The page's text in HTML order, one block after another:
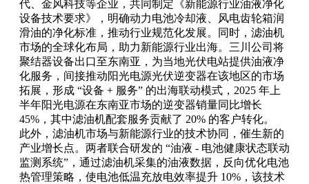
代、金风科技等企业，共同制定《新能源行业油液净化
设备技术要求》，明确动力电池冷却液、风电齿轮箱润
滑油的净化标准，推动行业规范化发展。同时，滤油机
市场的全球化布局，助力新能源行业出海。三川公司将
聚结器设备出口至东南亚，为当地光伏电站提供油液净
化服务，间接推动阳光电源光伏逆变器在该地区的市场
拓展，形成 “设备 + 服务” 的出海联动模式，2025 年上
半年阳光电源在东南亚市场的逆变器销量同比增长
45%，其中滤油机配套服务贡献了 20% 的客户转化。
此外，滤油机市场与新能源行业的技术协同，催生新的
产业增长点。两者联合研发的 “油液 - 电池健康状态联动
监测系统”，通过滤油机采集的油液数据，反向优化电池
热管理策略，使电池低温充放电效率提升 10%，该技术